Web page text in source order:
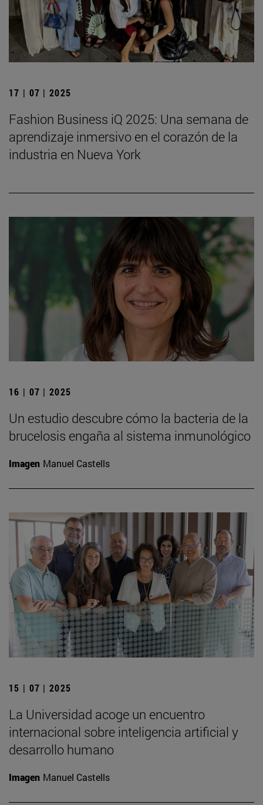
17 | 07 | 2025
Fashion Business iQ 2025: Una semana de
aprendizaje inmersivo en el corazón de la
industria en Nueva York
16 | 07 | 2025
Un estudio descubre cómo la bacteria de la
brucelosis engaña al sistema inmunológico
Imagen Manuel Castells
15 | 07 | 2025
La Universidad acoge un encuentro
internacional sobre inteligencia artificial y
desarrollo humano
Imagen Manuel Castells